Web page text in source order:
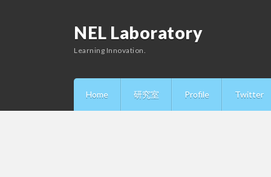
NEL Laboratory
Learning Innovation.
Home 研究室 Profile Twitter